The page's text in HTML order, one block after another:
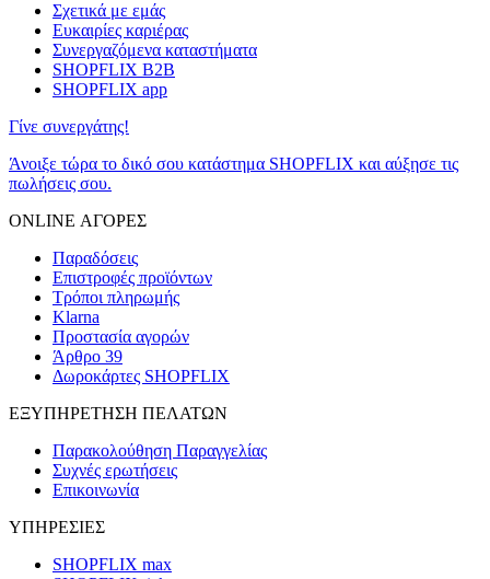
Σχετικά με εμάς
Ευκαιρίες καριέρας
Συνεργαζόμενα καταστήματα
SHOPFLIX B2B
SHOPFLIX app
Γίνε συνεργάτης!
Άνοιξε τώρα το δικό σου κατάστημα SHOPFLIX και αύξησε τις
πωλήσεις σου.
ONLINE ΑΓΟΡΕΣ
Παραδόσεις
Επιστροφές προϊόντων
Τρόποι πληρωμής
Klarna
Προστασία αγορών
Άρθρο 39
Δωροκάρτες SHOPFLIX
ΕΞΥΠΗΡΕΤΗΣΗ ΠΕΛΑΤΩΝ
Παρακολούθηση Παραγγελίας
Συχνές ερωτήσεις
Επικοινωνία
ΥΠΗΡΕΣΙΕΣ
SHOPFLIX max